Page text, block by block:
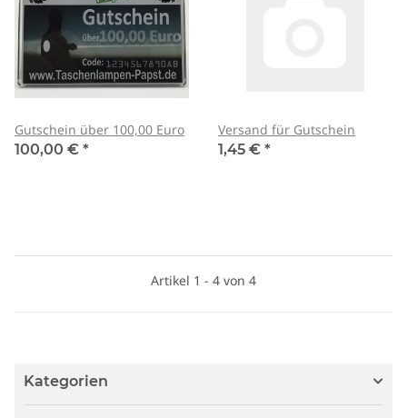
Gutschein über 100,00 Euro
100,00 € *
Versand für Gutschein
1,45 € *
Artikel 1 - 4 von 4
Kategorien